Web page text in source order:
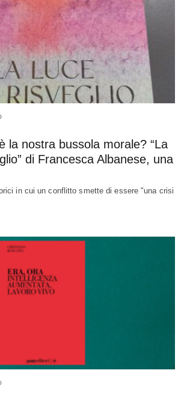
la nostra bussola morale? “La
di Francesca Albanese, una
in cui un conflitto smette di essere "una crisi